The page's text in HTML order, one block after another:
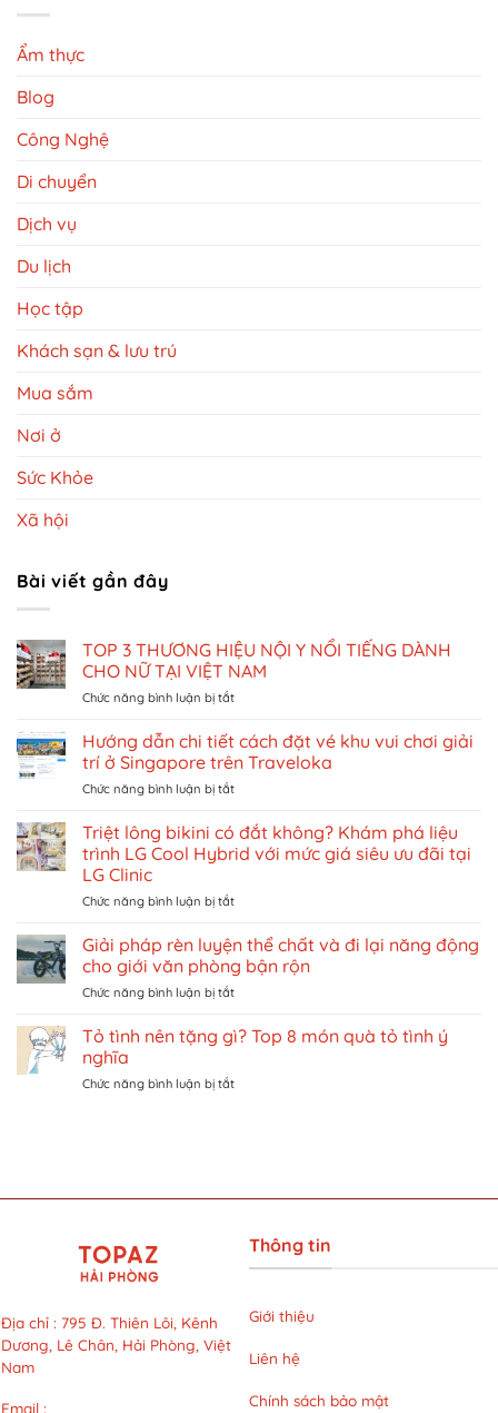
Ẩm thực
Blog
Công Nghệ
Di chuyển
Dịch vụ
Du lịch
Học tập
Khách sạn & lưu trú
Mua sắm
Nơi ở
Sức Khỏe
Xã hội
Bài viết gần đây
TOP 3 THƯƠNG HIỆU NỘI Y NỔI TIẾNG DÀNH
CHO NỮ TẠI VIỆT NAM
Chức năng bình luận bị tắtở
THƯƠNG
HIỆU
NỘI
NỔI
TIẾNG
DÀNH
NỮ
VIỆT
NAM
Hướng dẫn chi tiết cách đặt vé khu vui chơi giải
trí ở Singapore trên Traveloka
Chức năng bình luận bị tắtở
dẫn
chi
tiết
đặt
khu
vui
chơi
giải
ở
Traveloka
Triệt lông bikini có đắt không? Khám phá liệu
trình LG Cool Hybrid với mức giá siêu ưu đãi tại
LG Clinic
Chức năng bình luận bị tắtở
lông
bikini
có
đắt
Khám
trình
giá
Clinic
Giải pháp rèn luyện thể chất và đi lại năng động
cho giới văn phòng bận rộn
Chức năng bình luận bị tắtở
pháp
rèn
thể
động
giới
văn
phòng
rộn
Tỏ tình nên tặng gì? Top 8 món quà tỏ tình ý
nghĩa
Chức năng bình luận bị tắtở
Top
quà
nghĩa
Địa chỉ : 795 Đ. Thiên Lôi, Kênh
Dương, Lê Chân, Hải Phòng, Việt
Nam
Email :
Thông tin
Giới thiệu
Liên hệ
Chính sách bảo mật